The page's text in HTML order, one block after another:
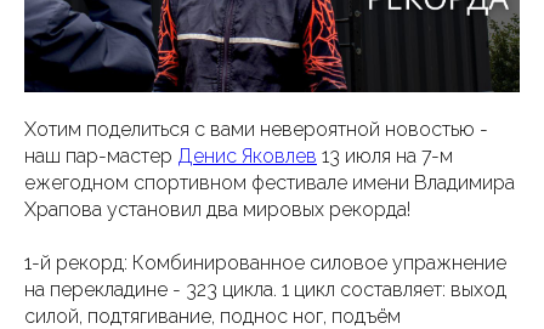
Хотим поделиться с вами невероятной новостью -
наш пар-мастер Денис Яковлев 13 июля на 7-м
ежегодном спортивном фестивале имени Владимира
Храпова установил два мировых рекорда!
1-й рекорд: Комбинированное силовое упражнение
на перекладине - 323 цикла. 1 цикл составляет: выход
силой, подтягивание, поднос ног, подъëм